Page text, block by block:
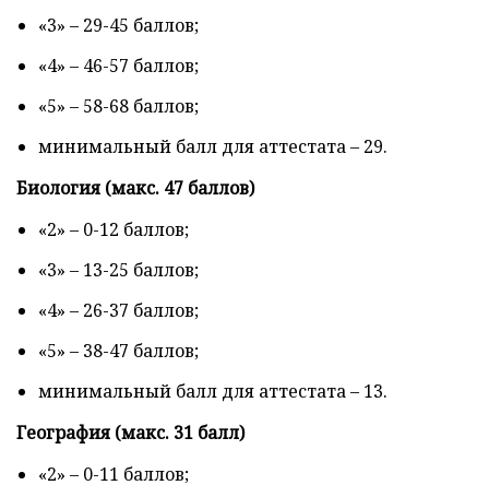
«3» – 29-45 баллов;
«4» – 46-57 баллов;
«5» – 58-68 баллов;
минимальный балл для аттестата – 29.
Биология (макс. 47 баллов)
«2» – 0-12 баллов;
«3» – 13-25 баллов;
«4» – 26-37 баллов;
«5» – 38-47 баллов;
минимальный балл для аттестата – 13.
География (макс. 31 балл)
«2» – 0-11 баллов;